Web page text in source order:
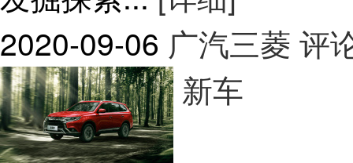
2020-09-06 广汽三菱 评
新车